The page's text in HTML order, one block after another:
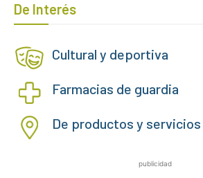
De Interés
Cultural y deportiva
Farmacias de guardia
De productos y servicios
publicidad